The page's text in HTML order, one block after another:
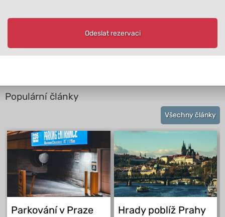
Odeslat rezervaci
Populární články
Všechny články
Parkování v Praze Hrady poblíž Prahy